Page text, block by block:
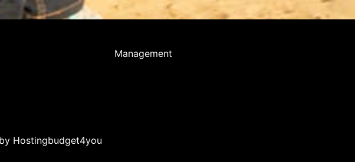
Management
Hostingbudget4you